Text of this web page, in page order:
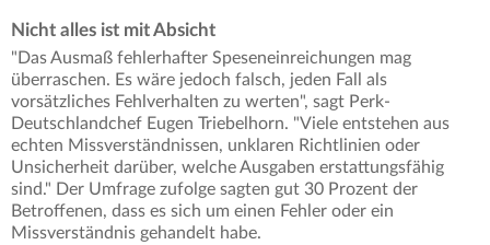
Nicht alles ist mit Absicht
"Das Ausmaß fehlerhafter Speseneinreichungen mag
überraschen. Es wäre jedoch falsch, jeden Fall als
vorsätzliches Fehlverhalten zu werten", sagt Perk-
Deutschlandchef Eugen Triebelhorn. "Viele entstehen aus
echten Missverständnissen, unklaren Richtlinien oder
Unsicherheit darüber, welche Ausgaben erstattungsfähig
sind." Der Umfrage zufolge sagten gut 30 Prozent der
Betroffenen, dass es sich um einen Fehler oder ein
Missverständnis gehandelt habe.